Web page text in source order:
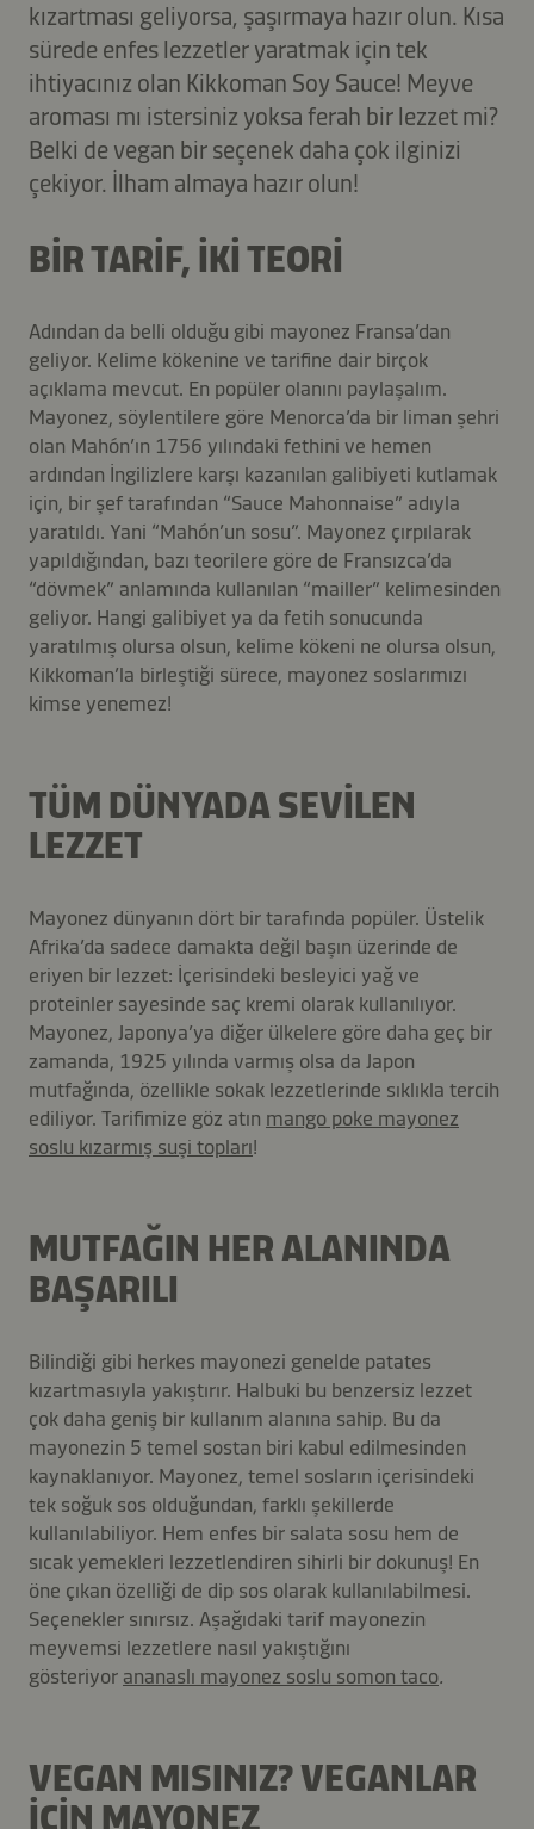
kızartması geliyorsa, şaşırmaya hazır olun. Kısa
sürede enfes lezzetler yaratmak için tek
ihtiyacınız olan Kikkoman Soy Sauce! Meyve
aroması mı istersiniz yoksa ferah bir lezzet mi?
Belki de vegan bir seçenek daha çok ilginizi
çekiyor. İlham almaya hazır olun!
BİR TARİF, İKİ TEORİ
Adından da belli olduğu gibi mayonez Fransa’dan
geliyor. Kelime kökenine ve tarifine dair birçok
açıklama mevcut. En popüler olanını paylaşalım.
Mayonez, söylentilere göre Menorca’da bir liman şehri
olan Mahón’ın 1756 yılındaki fethini ve hemen
ardından İngilizlere karşı kazanılan galibiyeti kutlamak
için, bir şef tarafından “Sauce Mahonnaise” adıyla
yaratıldı. Yani “Mahón’un sosu”. Mayonez çırpılarak
yapıldığından, bazı teorilere göre de Fransızca’da
“dövmek” anlamında kullanılan “mailler” kelimesinden
geliyor. Hangi galibiyet ya da fetih sonucunda
yaratılmış olursa olsun, kelime kökeni ne olursa olsun,
Kikkoman’la birleştiği sürece, mayonez soslarımızı
kimse yenemez!
TÜM DÜNYADA SEVİLEN
LEZZET
Mayonez dünyanın dört bir tarafında popüler. Üstelik
Afrika’da sadece damakta değil başın üzerinde de
eriyen bir lezzet: İçerisindeki besleyici yağ ve
proteinler sayesinde saç kremi olarak kullanılıyor.
Mayonez, Japonya’ya diğer ülkelere göre daha geç bir
zamanda, 1925 yılında varmış olsa da Japon
mutfağında, özellikle sokak lezzetlerinde sıklıkla tercih
ediliyor. Tarifimize göz atın mango poke mayonez
soslu kızarmış suşi topları!
MUTFAĞIN HER ALANINDA
BAŞARILI
Bilindiği gibi herkes mayonezi genelde patates
kızartmasıyla yakıştırır. Halbuki bu benzersiz lezzet
çok daha geniş bir kullanım alanına sahip. Bu da
mayonezin 5 temel sostan biri kabul edilmesinden
kaynaklanıyor. Mayonez, temel sosların içerisindeki
tek soğuk sos olduğundan, farklı şekillerde
kullanılabiliyor. Hem enfes bir salata sosu hem de
sıcak yemekleri lezzetlendiren sihirli bir dokunuş! En
öne çıkan özelliği de dip sos olarak kullanılabilmesi.
Seçenekler sınırsız. Aşağıdaki tarif mayonezin
meyvemsi lezzetlere nasıl yakıştığını
gösteriyor ananaslı mayonez soslu somon taco.
VEGAN MISINIZ? VEGANLAR
İÇİN MAYONEZ